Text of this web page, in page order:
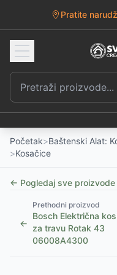
Pratite
Početak>Baštenski Alat:
>Kosačice
← Pogledaj sve proizvode
←
Prethodni proizvod
Bosch Električna
za travu Rotak 43
06008A4300